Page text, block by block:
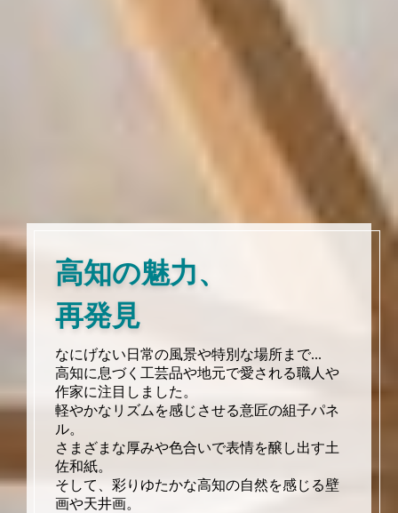
高知の魅力、
再発見
なにげない日常の風景や特別な場所まで...
高知に息づく工芸品や地元で愛される職人や
作家に注目しました。
軽やかなリズムを感じさせる意匠の組子パネ
ル。
さまざまな厚みや色合いで表情を醸し出す土
佐和紙。
そして、彩りゆたかな高知の自然を感じる壁
画や天井画。